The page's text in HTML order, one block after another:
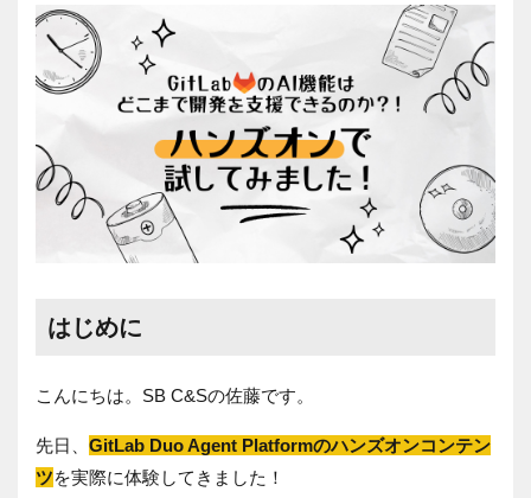
はじめに
こんにちは。SB C&Sの佐藤です。
先日、 GitLab Duo Agent Platformのハンズオンコンテン
ツを実際に体験してきました！